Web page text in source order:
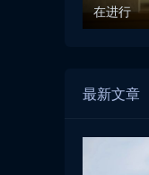
在进行
最新文章